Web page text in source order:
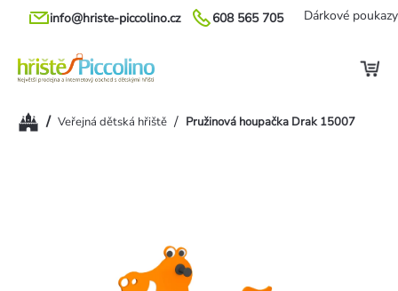
Přejít
608 565 705
info@hriste-piccolino.cz Dárkové poukazy
Domů/ Veřejná dětská hřiště / Pružinová houpačka Drak 15007